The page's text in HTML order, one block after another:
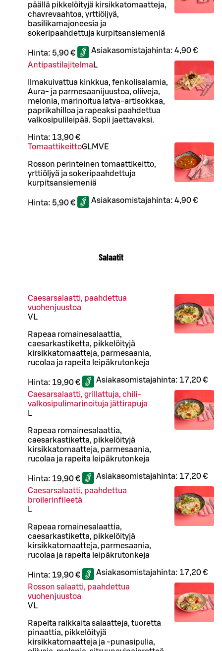
päällä pikkelöityjä kirsikkatomaatteja,
chavrevaahtoa, yrttiöljyä,
basilikamajoneesia ja
sokeripaahdettuja kurpitsansiemeniä
Hinta: 5,90 € Asiakasomistajahinta: 4,90 €
Antipastilajitelma L
Ilmakuivattua kinkkua, fenkolisalamia,
Aura- ja parmesaanijuustoa, oliiveja,
melonia, marinoitua latva-artisokkaa,
paprikahilloa ja rapeaksi paahdettua
valkosipulileipää. Sopii jaettavaksi.
Hinta: 13,90 €
TomaattikeittoGLMVE
Rosson perinteinen tomaattikeitto,
yrttiöljyä ja sokeripaahdettuja
kurpitsansiemeniä
Hinta: 5,90 € Asiakasomistajahinta: 4,90 €
Salaatit
Caesarsalaatti, paahdettua
vuohenjuustoa
VL
Rapeaa romainesalaattia,
caesarkastiketta, pikkelöityjä
kirsikkatomaatteja, parmesaania,
rucolaa ja rapeita leipäkrutonkeja
Hinta: 19,90 € Asiakasomistajahinta: 17,20 €
Caesarsalaatti, grillattuja, chili-
valkosipulimarinoituja jättirapuja
L
Rapeaa romainesalaattia,
caesarkastiketta, pikkelöityjä
kirsikkatomaatteja, parmesaania,
rucolaa ja rapeita leipäkrutonkeja
Hinta: 19,90 € Asiakasomistajahinta: 17,20 €
Caesarsalaatti, paahdettua
broilerinfileetä
L
Rapeaa romainesalaattia,
caesarkastiketta, pikkelöityjä
kirsikkatomaatteja, parmesaania,
rucolaa ja rapeita leipäkrutonkeja
Hinta: 19,90 € Asiakasomistajahinta: 17,20 €
Rosson salaatti, paahdettua
vuohenjuustoa
VL
Rapeita raikkaita salaatteja, tuoretta
pinaattia, pikkelöityjä
kirsikkatomaatteja ja -punasipulia,